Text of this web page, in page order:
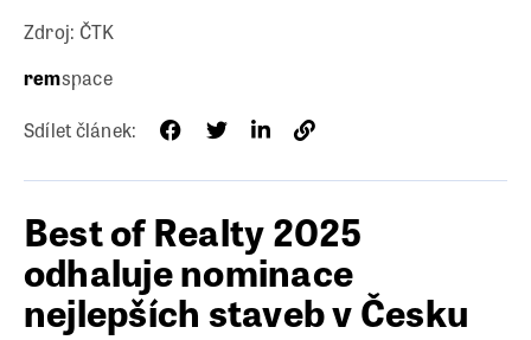
Zdroj: ČTK
remspace
Sdílet článek:
Best of Realty 2025
odhaluje nominace
nejlepších staveb v Česku